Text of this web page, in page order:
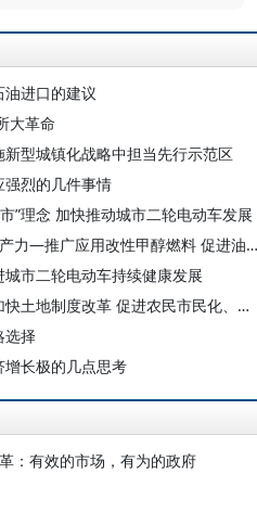
进口的建议
大革命
型城镇化战略中担当先行示范区
强烈的几件事情
”理念 加快推动城市二轮电动车发展
郑新立 吴吟 唐元：发展新质生产力—推广应用改性甲醇燃料 促进油气燃料行业革命
城市二轮电动车持续健康发展
唐元：乡村振兴的根本途径是加快土地制度改革 促进农民市民化、农业现代化和农村城镇化
选择
长极的几点思考
：有效的市场，有为的政府